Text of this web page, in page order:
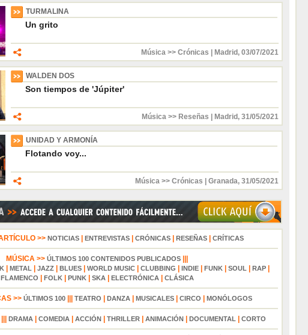
TURMALINA
Un grito
Música >> Crónicas Madrid , 03/07/2021
WALDEN DOS
Son tiempos de 'Júpiter'
Música >> Reseñas Madrid , 31/05/2021
UNIDAD Y ARMONÍA
Flotando voy...
Música >> Crónicas Granada, 31/05/2021
>> NOTICIAS| ENTREVISTAS| CRÓNICAS| RESEÑAS| CRÍTICAS
MÚSICA >> ÚLTIMOS 100 CONTENIDOS PUBLICADOS
| METAL| JAZZ| BLUES| WORLD MUSIC| CLUBBING INDIE| FUNK| SOUL| RAP|
FLAMENCO FOLK| PUNK| SKA| ELECTRÓNICA| CLÁSICA
>> ÚLTIMOS 100||| TEATRO DANZA| MUSICALES| CIRCO MONÓLOGOS
DRAMA COMEDIA ACCIÓN THRILLER ANIMACIÓN DOCUMENTAL CORTO